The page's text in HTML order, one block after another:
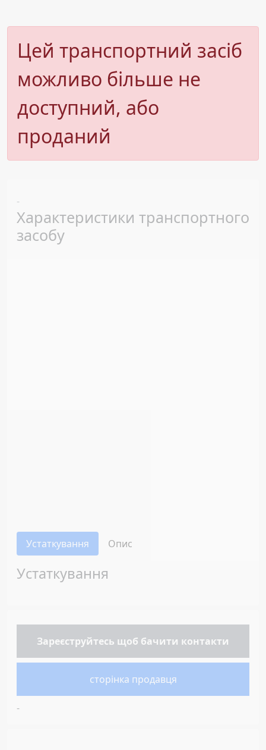
Цей транспортний засіб
можливо більше не
доступний, або
проданий
-
Характеристики транспортного
засобу
Устаткування Опис
Устаткування
Зареєструйтесь щоб бачити контакти
сторінка продавця
-